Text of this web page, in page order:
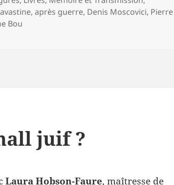
,après guerre, Denis Moscovici, Pierre
Bou
juif ?
Laura Hobson-Faure, maîtresse de